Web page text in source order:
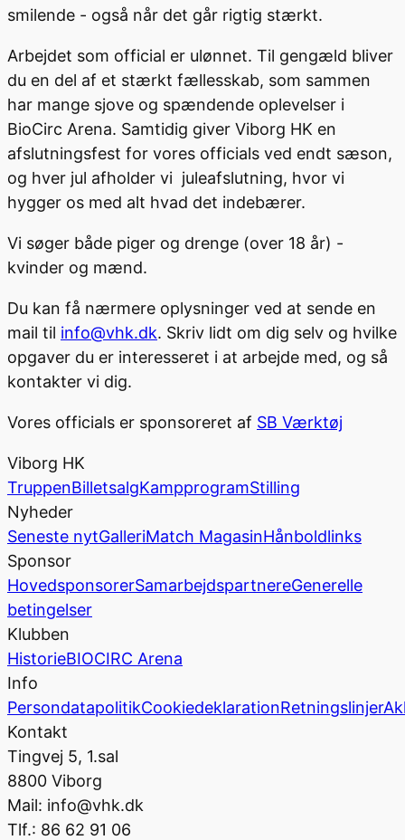
smilende - også når det går rigtig stærkt.
Arbejdet som official er ulønnet. Til gengæld bliver
du en del af et stærkt fællesskab, som sammen
har mange sjove og spændende oplevelser i
BioCirc Arena. Samtidig giver Viborg HK en
afslutningsfest for vores officials ved endt sæson,
og hver jul afholder vi juleafslutning, hvor vi
hygger os med alt hvad det indebærer.
Vi søger både piger og drenge (over 18 år) -
kvinder og mænd.
Du kan få nærmere oplysninger ved at sende en
mail til info@vhk.dk. Skriv lidt om dig selv og hvilke
opgaver du er interesseret i at arbejde med, og så
kontakter vi dig.
Vores officials er sponsoreret af SB Værktøj
Viborg HK
TruppenBilletsalgKampprogramStilling
Nyheder
Seneste nytGalleriMatch MagasinHånboldlinks
Sponsor
HovedsponsorerSamarbejdspartnereGenerelle
betingelser
Klubben
HistorieBIOCIRC Arena
Info
PersondatapolitikCookiedeklarationRetningslinjer
Kontakt
Tingvej 5, 1.sal
8800 Viborg
Mail: info@vhk.dk
Tlf.: 86 62 91 06